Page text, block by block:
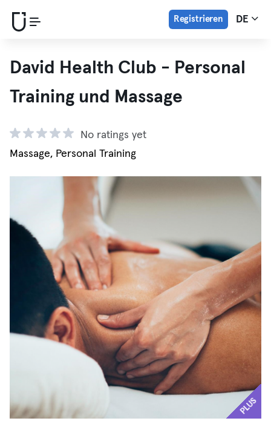
Registrieren DE
David Health Club - Personal
Training und Massage
No ratings yet
Massage, Personal Training
PLUS